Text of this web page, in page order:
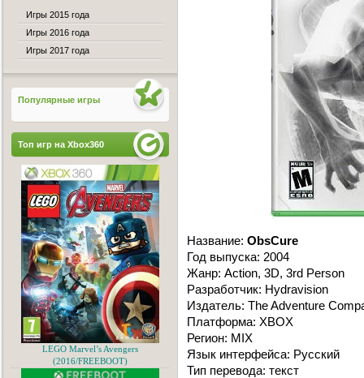
Название: ObsCure
Год выпуска: 2004
Жанр: Action, 3D, 3rd Person
Разработчик: Hydravision
Издатель: The Adventure
Платформа: XBOX
Регион: MIX
Язык интерфейса: Русский
Тип перевода: текст
Игры 2015 года
Игры 2016 года
Игры 2017 года
Популярные игры
Топ игр на Xbox360
LEGO Marvel’s Avengers
(2016/FREEBOOT)